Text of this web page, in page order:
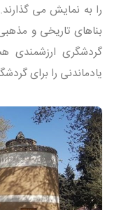
را به نمایش می‌
بناهای تاریخی و
گردشگری ارزشمندی
یادماندنی را برای